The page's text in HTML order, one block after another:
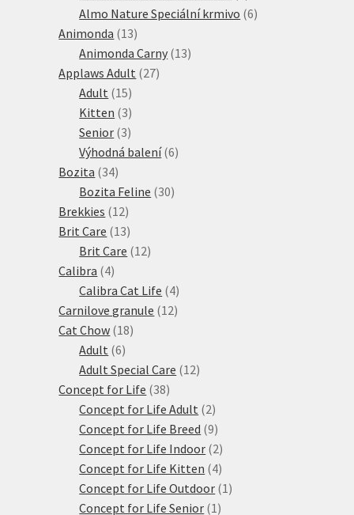
produkty
Almo Nature Speciální krmivo 66
Animonda 1313
produktů
Animonda Carny 1313
Applaws Adult 2727
Adult 1515
produktů
Kitten 33
produkty
Senior 33
produkty
Výhodná balení 66
Bozita 3434
produktů
Bozita Feline 3030
Brekkies 1212
produktů
Brit Care 1313
produktů
Brit Care 1212
Calibra 44
produkty
Calibra Cat Life 44
produkty
Carnilove granule 1212
Cat Chow 1818
Adult 66
produktů
Adult Special Care 1212
Concept for Life 3838
produktů
Concept for Life Adult 22
produkty
Concept for Life Breed 99
produktů
Concept for Life Indoor 22
produkty
Concept for Life Kitten 44
produkty
Concept for Life Outdoor 1 1
Concept for Life Senior 1 1